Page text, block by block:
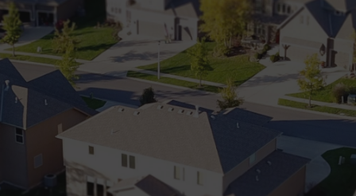
CONTACT
ESTIMATION GRATUITE
+32 (0) 2 660 50 50
Bruxelles Sud
Sambreville